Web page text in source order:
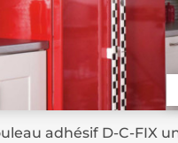
adhésif D-C-FIX